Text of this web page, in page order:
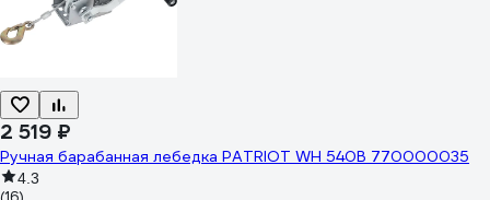
2 519 ₽
Ручная барабанная лебедка PATRIOT WH 540B 770000035
4.3